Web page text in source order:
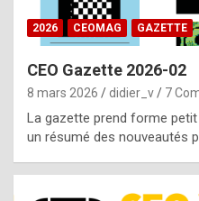
2026 CEOMAG GAZETTE
CEO Gazette 2026-02
8 mars 2026 didier_v 7
La gazette prend forme
un résumé des nouveautés